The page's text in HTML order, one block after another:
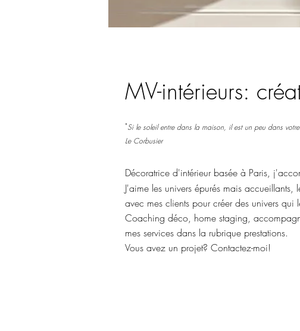
MV-intérieurs:
"Si le soleil entre dans la maison, il est un peu dans
Le Corbusier
Décoratrice d'intérieur basée à Paris,
J'aime les univers épurés mais
avec mes clients pour créer des univers
Coaching déco, home staging,
mes services dans la rubrique prestations.
Vous avez un projet? Contactez-moi!